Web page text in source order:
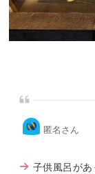
匿名さん
子供風呂が